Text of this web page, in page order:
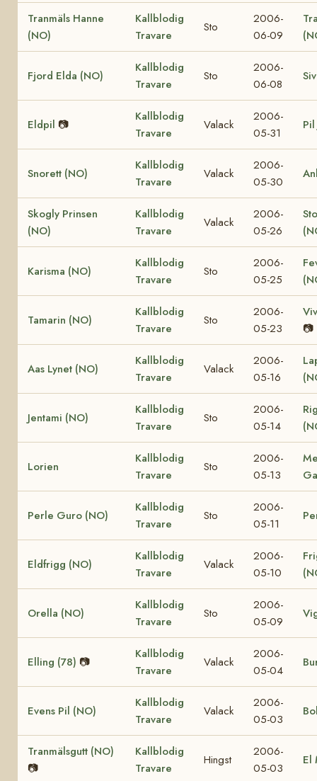
Tranmäls Hanne
(NO)
Kallblodig
Travare
Sto
2006-
06-09
Fjord Elda (NO)
Kallblodig
Travare
Sto
2006-
06-08
Eldpil 📷
Kallblodig
Travare
Valack
2006-
05-31
Pil
Snorett (NO)
Kallblodig
Travare
Valack
2006-
05-30
Skogly Prinsen
(NO)
Kallblodig
Travare
Valack
2006-
05-26
Karisma (NO)
Kallblodig
Travare
Sto
2006-
05-25
Tamarin (NO)
Kallblodig
Travare
Sto
2006-
05-23
📷
Aas Lynet (NO)
Kallblodig
Travare
Valack
2006-
05-16
Jentami (NO)
Kallblodig
Travare
Sto
2006-
05-14
Lorien
Kallblodig
Travare
Sto
2006-
05-13
Perle Guro (NO)
Kallblodig
Travare
Sto
2006-
05-11
Eldfrigg (NO)
Kallblodig
Travare
Valack
2006-
05-10
Orella (NO)
Kallblodig
Travare
Sto
2006-
05-09
Elling (78) 📷
Kallblodig
Travare
Valack
2006-
05-04
Evens Pil (NO)
Kallblodig
Travare
Valack
2006-
05-03
Tranmälsgutt (NO)
📷
Kallblodig
Travare
Hingst
2006-
05-03
El